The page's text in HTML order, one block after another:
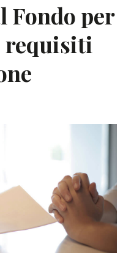
Fondo per
requisiti